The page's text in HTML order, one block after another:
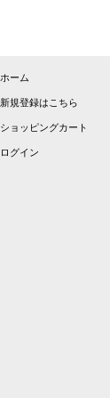
ホーム
新規登録はこちら
ショッピングカート
ログイン